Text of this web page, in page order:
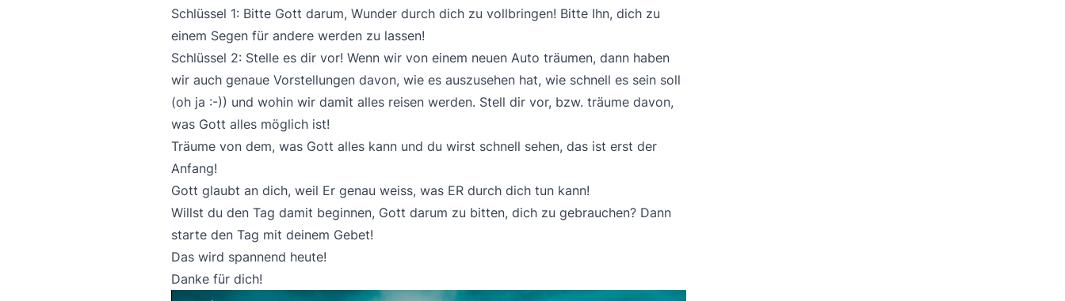
Schlüssel 1: Bitte Gott darum, Wunder durch dich zu vollbringen! Bitte Ihn, dich zu
einem Segen für andere werden zu lassen!
Schlüssel 2: Stelle es dir vor! Wenn wir von einem neuen Auto träumen, dann haben
wir auch genaue Vorstellungen davon, wie es auszusehen hat, wie schnell es sein soll
(oh ja :-)) und wohin wir damit alles reisen werden. Stell dir vor, bzw. träume davon,
was Gott alles möglich ist!
Träume von dem, was Gott alles kann und du wirst schnell sehen, das ist erst der
Anfang!
Gott glaubt an dich, weil Er genau weiss, was ER durch dich tun kann!
Willst du den Tag damit beginnen, Gott darum zu bitten, dich zu gebrauchen? Dann
starte den Tag mit deinem Gebet!
Das wird spannend heute!
Danke für dich!